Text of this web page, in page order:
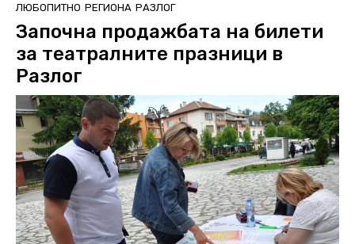
ЛЮБОПИТНО РЕГИОНА РАЗЛОГ
Започна продажбата на билети
за театралните празници в
Разлог